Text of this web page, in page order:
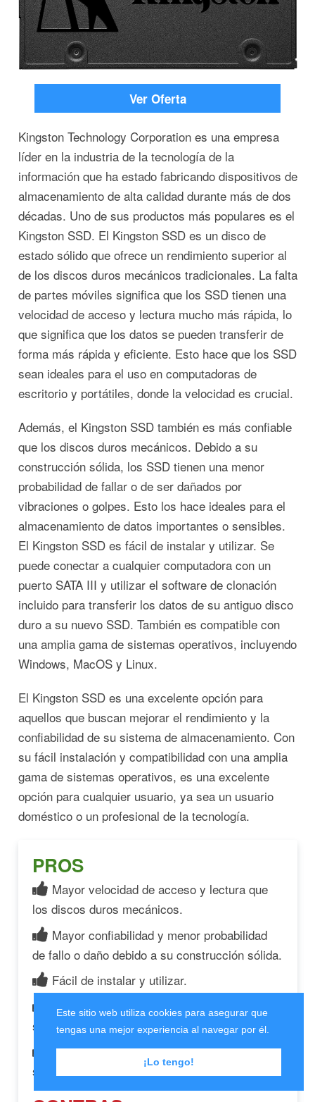
Ver Oferta
Kingston Technology Corporation es una empresa
líder en la industria de la tecnología de la
información que ha estado fabricando dispositivos de
almacenamiento de alta calidad durante más de dos
décadas. Uno de sus productos más populares es el
Kingston SSD. El Kingston SSD es un disco de
estado sólido que ofrece un rendimiento superior al
de los discos duros mecánicos tradicionales. La falta
de partes móviles significa que los SSD tienen una
velocidad de acceso y lectura mucho más rápida, lo
que significa que los datos se pueden transferir de
forma más rápida y eficiente. Esto hace que los SSD
sean ideales para el uso en computadoras de
escritorio y portátiles, donde la velocidad es crucial.
Además, el Kingston SSD también es más confiable
que los discos duros mecánicos. Debido a su
construcción sólida, los SSD tienen una menor
probabilidad de fallar o de ser dañados por
vibraciones o golpes. Esto los hace ideales para el
almacenamiento de datos importantes o sensibles.
El Kingston SSD es fácil de instalar y utilizar. Se
puede conectar a cualquier computadora con un
puerto SATA III y utilizar el software de clonación
incluido para transferir los datos de su antiguo disco
duro a su nuevo SSD. También es compatible con
una amplia gama de sistemas operativos, incluyendo
Windows, MacOS y Linux.
El Kingston SSD es una excelente opción para
aquellos que buscan mejorar el rendimiento y la
confiabilidad de su sistema de almacenamiento. Con
su fácil instalación y compatibilidad con una amplia
gama de sistemas operativos, es una excelente
opción para cualquier usuario, ya sea un usuario
doméstico o un profesional de la tecnología.
PROS
Mayor velocidad de acceso y lectura que
los discos duros mecánicos.
Mayor confiabilidad y menor probabilidad
de fallo o daño debido a su construcción sólida.
Fácil de instalar y utilizar.
Compatible con una amplia gama de
sistemas operativos.
Mejora significativamente el rendimiento del
sistema de almacenamiento.
Este sitio web utiliza cookies para asegurar que
tengas una mejor experiencia al navegar por él.
¡Lo tengo!